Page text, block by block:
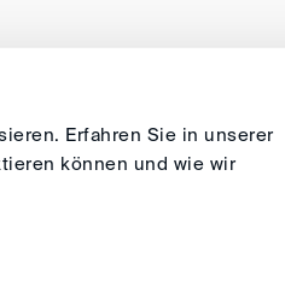
Erfahren Sie in unserer
können und wie wir